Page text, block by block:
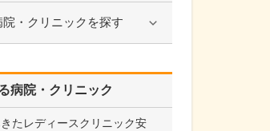
・クリニックを探す
病院・クリニック
たレディースクリニック安